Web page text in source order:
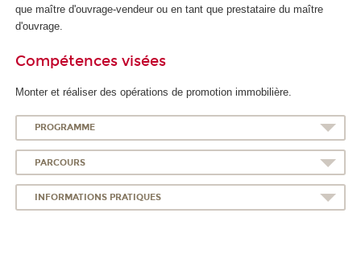
que maître d'ouvrage-vendeur ou en tant que prestataire du maître
d'ouvrage.
Compétences visées
Monter et réaliser des opérations de promotion immobilière.
PROGRAMME
PARCOURS
INFORMATIONS PRATIQUES